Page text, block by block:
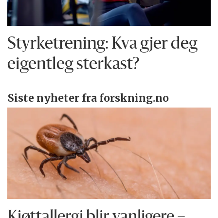
Styrketrening: Kva gjer deg
eigentleg sterkast?
Siste nyheter fra forskning.no